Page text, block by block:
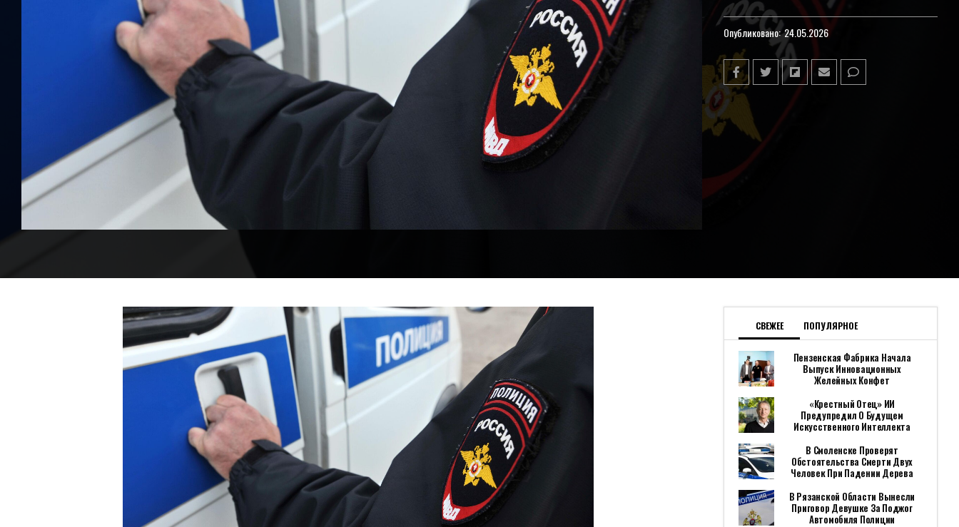
Опубликовано: 24.05.2026
СВЕЖЕЕ ПОПУЛЯРНОЕ
Пензенская Фабрика Начала
Выпуск Инновационных
Желейных Конфет
«Крестный Отец» ИИ
Предупредил О Будущем
Искусственного Интеллекта
В Смоленске Проверят
Обстоятельства Смерти Двух
Человек При Падении Дерева
В Рязанской Области Вынесли
Приговор Девушке За Поджог
Автомобиля Полиции